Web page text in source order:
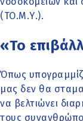
(ΤΟ.Μ.Υ.).
«Το
Όπως
μας δεν θα
να βελτιώνει
τους